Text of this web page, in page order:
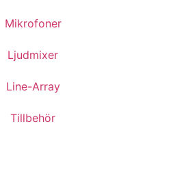
Mikrofoner
Ljudmixer
Line-Array
Tillbehör